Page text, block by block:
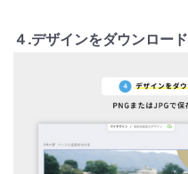
４.デザインをダウンロード